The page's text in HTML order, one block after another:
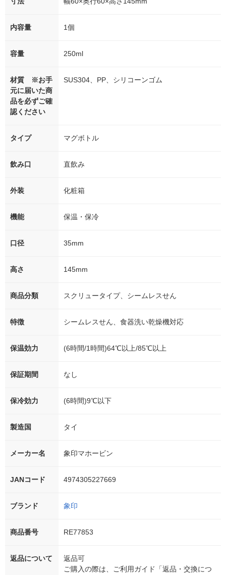
内容量 1個
容量 250ml
材質 ※お手
元に届いた商
品を必ずご確
認ください
SUS304、PP、シリコーンゴム
タイプ マグボトル
飲み口 直飲み
外装 化粧箱
機能 保温・保冷
口径 35mm
高さ 145mm
商品分類 スクリュータイプ、シームレスせん
特徴 シームレスせん、食器洗い乾燥機対応
保温効力 (6時間/1時間)64℃以上/85℃以上
保証期間 なし
保冷効力 (6時間)9℃以下
製造国 タイ
メーカー名 象印マホービン
JANコード 4974305227669
ブランド 象印
商品番号 RE77853
返品について
返品可
ご購入の際は、ご利用ガイド「返品・交換につ